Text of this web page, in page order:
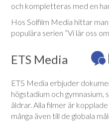
och kompletteras med en
Hos Solfilm Media hittar
populära serien ”Vi lär oss
ETS Media
ETS Media erbjuder
högstadium och gymnasium,
åldrar. Alla filmer är
många även till de globala